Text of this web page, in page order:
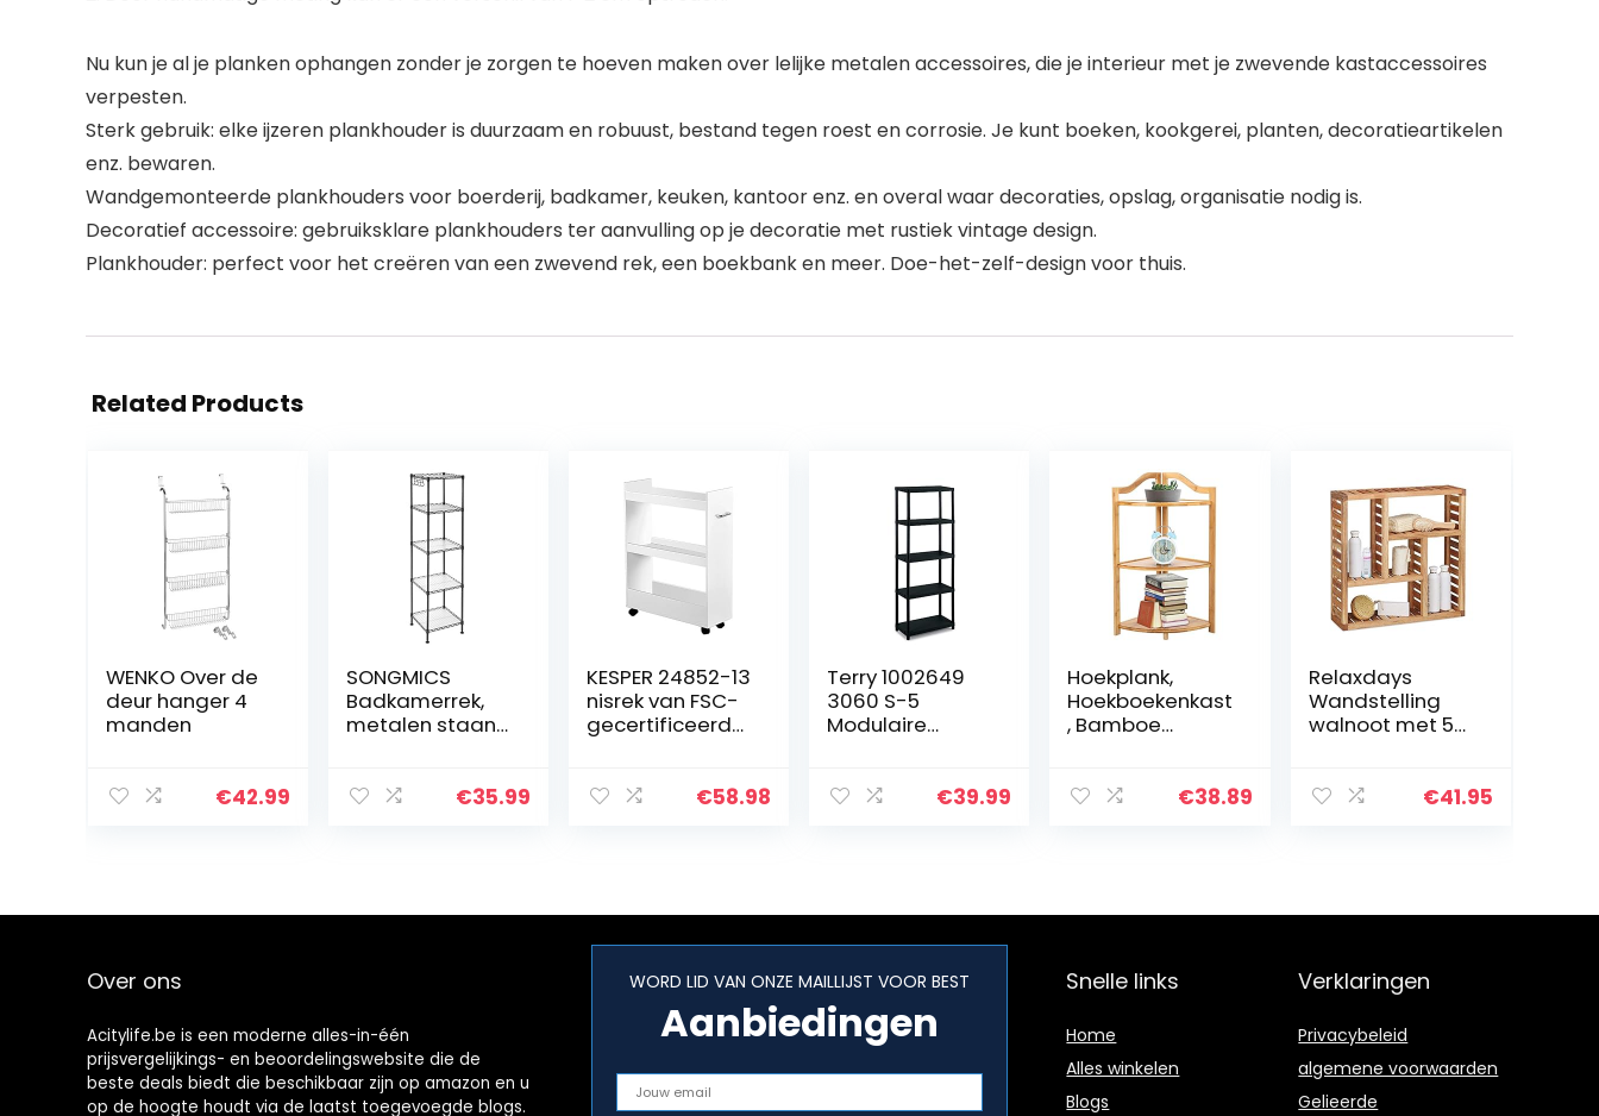
Nu kun je al je planken ophangen zonder je zorgen te hoeven maken over lelijke metalen accessoires, die je interieur met je zwevende kastaccessoires
verpesten.
Sterk gebruik: elke ijzeren plankhouder is duurzaam en robuust, bestand tegen roest en corrosie. Je kunt boeken, kookgerei, planten, decoratieartikelen
enz. bewaren.
Wandgemonteerde plankhouders voor boerderij, badkamer, keuken, kantoor enz. en overal waar decoraties, opslag, organisatie nodig is.
Decoratief accessoire: gebruiksklare plankhouders ter aanvulling op je decoratie met rustiek vintage design.
Plankhouder: perfect voor het creëren van een zwevend rek, een boekbank en meer. Doe-het-zelf-design voor thuis.
Related Products
WENKO Over de
deur hanger 4
manden
€42.99
SONGMICS
Badkamerrek,
metalen staand
belastbaar, met
€35.99
KESPER 24852-13
nisrek van FSC-
gecertificeerd
gecoat/rek/rolr
€58.98
Terry 1002649
3060 S-5
Modulaire
Kunststof,
€39.99
Hoekplank,
Hoekboekenkast
, Bamboe
opbergplank,
€38.89
Relaxdays
Wandstelling
walnoot met 5
en woonkamer,
€41.95
Over ons
Acitylife.be is een moderne alles-in-één
prijsvergelijkings- en beoordelingswebsite die de
beste deals biedt die beschikbaar zijn op amazon en u
op de hoogte houdt via de laatst toegevoegde blogs.
WORD LID VAN ONZE MAILLIJST VOOR BEST
Aanbiedingen
Snelle links
Home
Alles winkelen
Blogs
Verklaringen
Privacybeleid
algemene voorwaarden
Gelieerde